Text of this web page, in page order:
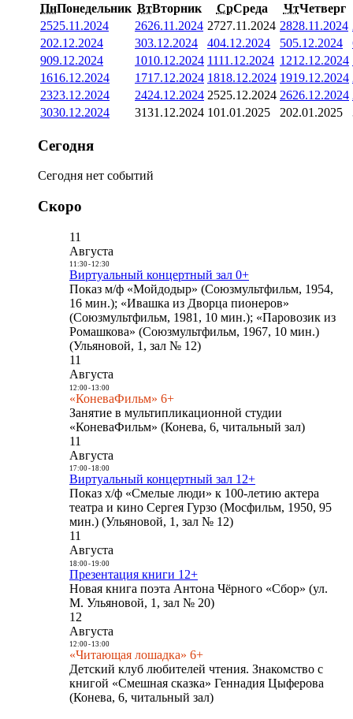
ПнПонедельник ВтВторник СрСреда ЧтЧетверг
2525.11.2024 2626.11.2024 2727.11.2024 2828.11.2024
202.12.2024 303.12.2024 404.12.2024 505.12.2024
909.12.2024 1010.12.2024 1111.12.2024 1212.12.2024
1616.12.2024 1717.12.2024 1818.12.2024 1919.12.2024
2323.12.2024 2424.12.2024 2525.12.2024 2626.12.2024
3030.12.2024 3131.12.2024 101.01.2025 202.01.2025
Сегодня
Сегодня нет событий
Скоро
11
Августа
11:30- 12:30
Виртуальный концертный зал 0+
Показ м/ф «Мойдодыр» (Союзмультфильм, 1954,
16 мин.); «Ивашка из Дворца пионеров»
(Союзмультфильм, 1981, 10 мин.); «Паровозик из
Ромашкова» (Союзмультфильм, 1967, 10 мин.)
(Ульяновой, 1, зал № 12)
11
Августа
12:00- 13:00
«КоневаФильм» 6+
Занятие в мультипликационной студии
«КоневаФильм» (Конева, 6, читальный зал)
11
Августа
17:00- 18:00
Виртуальный концертный зал 12+
Показ х/ф «Смелые люди» к 100-летию актера
театра и кино Сергея Гурзо (Мосфильм, 1950, 95
мин.) (Ульяновой, 1, зал № 12)
11
Августа
18:00- 19:00
Презентация книги 12+
Новая книга поэта Антона Чёрного «Сбор» (ул.
М. Ульяновой, 1, зал № 20)
12
Августа
12:00- 13:00
«Читающая лошадка» 6+
Детский клуб любителей чтения. Знакомство с
книгой «Смешная сказка» Геннадия Цыферова
(Конева, 6, читальный зал)